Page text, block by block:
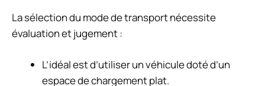
La sélection du mode de transport nécessite
évaluation et jugement :
L’idéal est d’utiliser un véhicule doté d’un
espace de chargement plat.